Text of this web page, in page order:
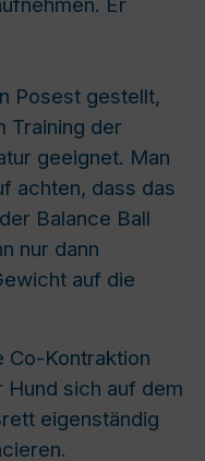
Posest gestellt,
Training der
geeignet. Man
achten, dass das
Balance Ball
nur dann
auf die
Co-Kontraktion
Hund sich auf dem
eigenständig